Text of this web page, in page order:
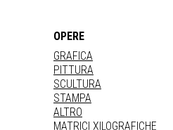
OPERE
GRAFICA
PITTURA
SCULTURA
STAMPA
ALTRO
MATRICI XILOGRAFICHE